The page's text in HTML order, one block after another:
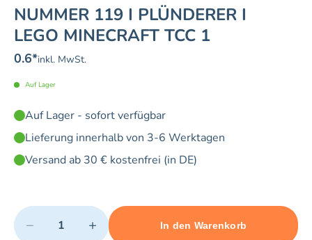
NUMMER 119 I PLÜNDERER I
LEGO MINECRAFT TCC 1
0.6*inkl. MwSt.
Auf Lager
Auf Lager - sofort verfügbar
Lieferung innerhalb von 3-6 Werktagen
Versand ab 30 € kostenfrei (in DE)
Quantity
− +
Minimum quantity: 1 Maximum quantity: 3
In den Warenkorb
Add 1 item to cart